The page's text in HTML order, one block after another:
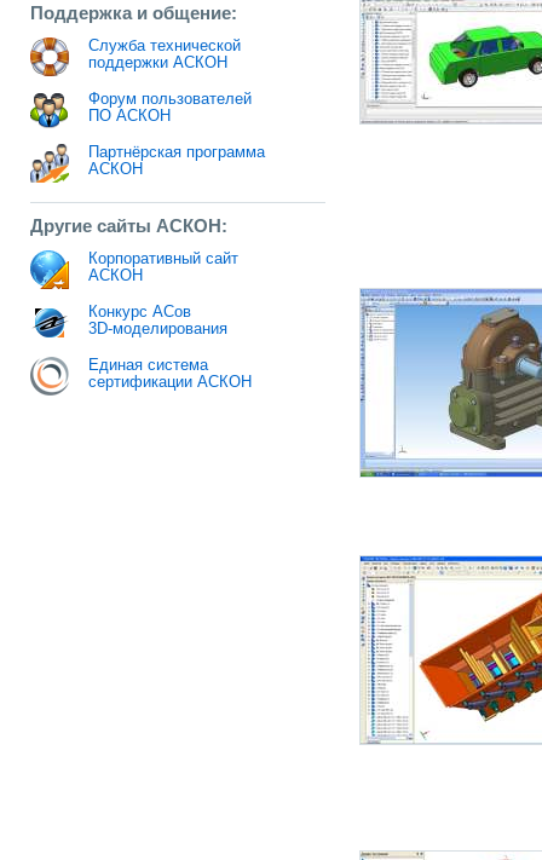
Поддержка и общение:
Служба технической
поддержки АСКОН
Форум пользователей
ПО АСКОН
Партнёрская программа
АСКОН
Другие сайты АСКОН:
Корпоративный сайт
АСКОН
Конкурс АСов
3D-моделирования
Единая система
сертификации АСКОН